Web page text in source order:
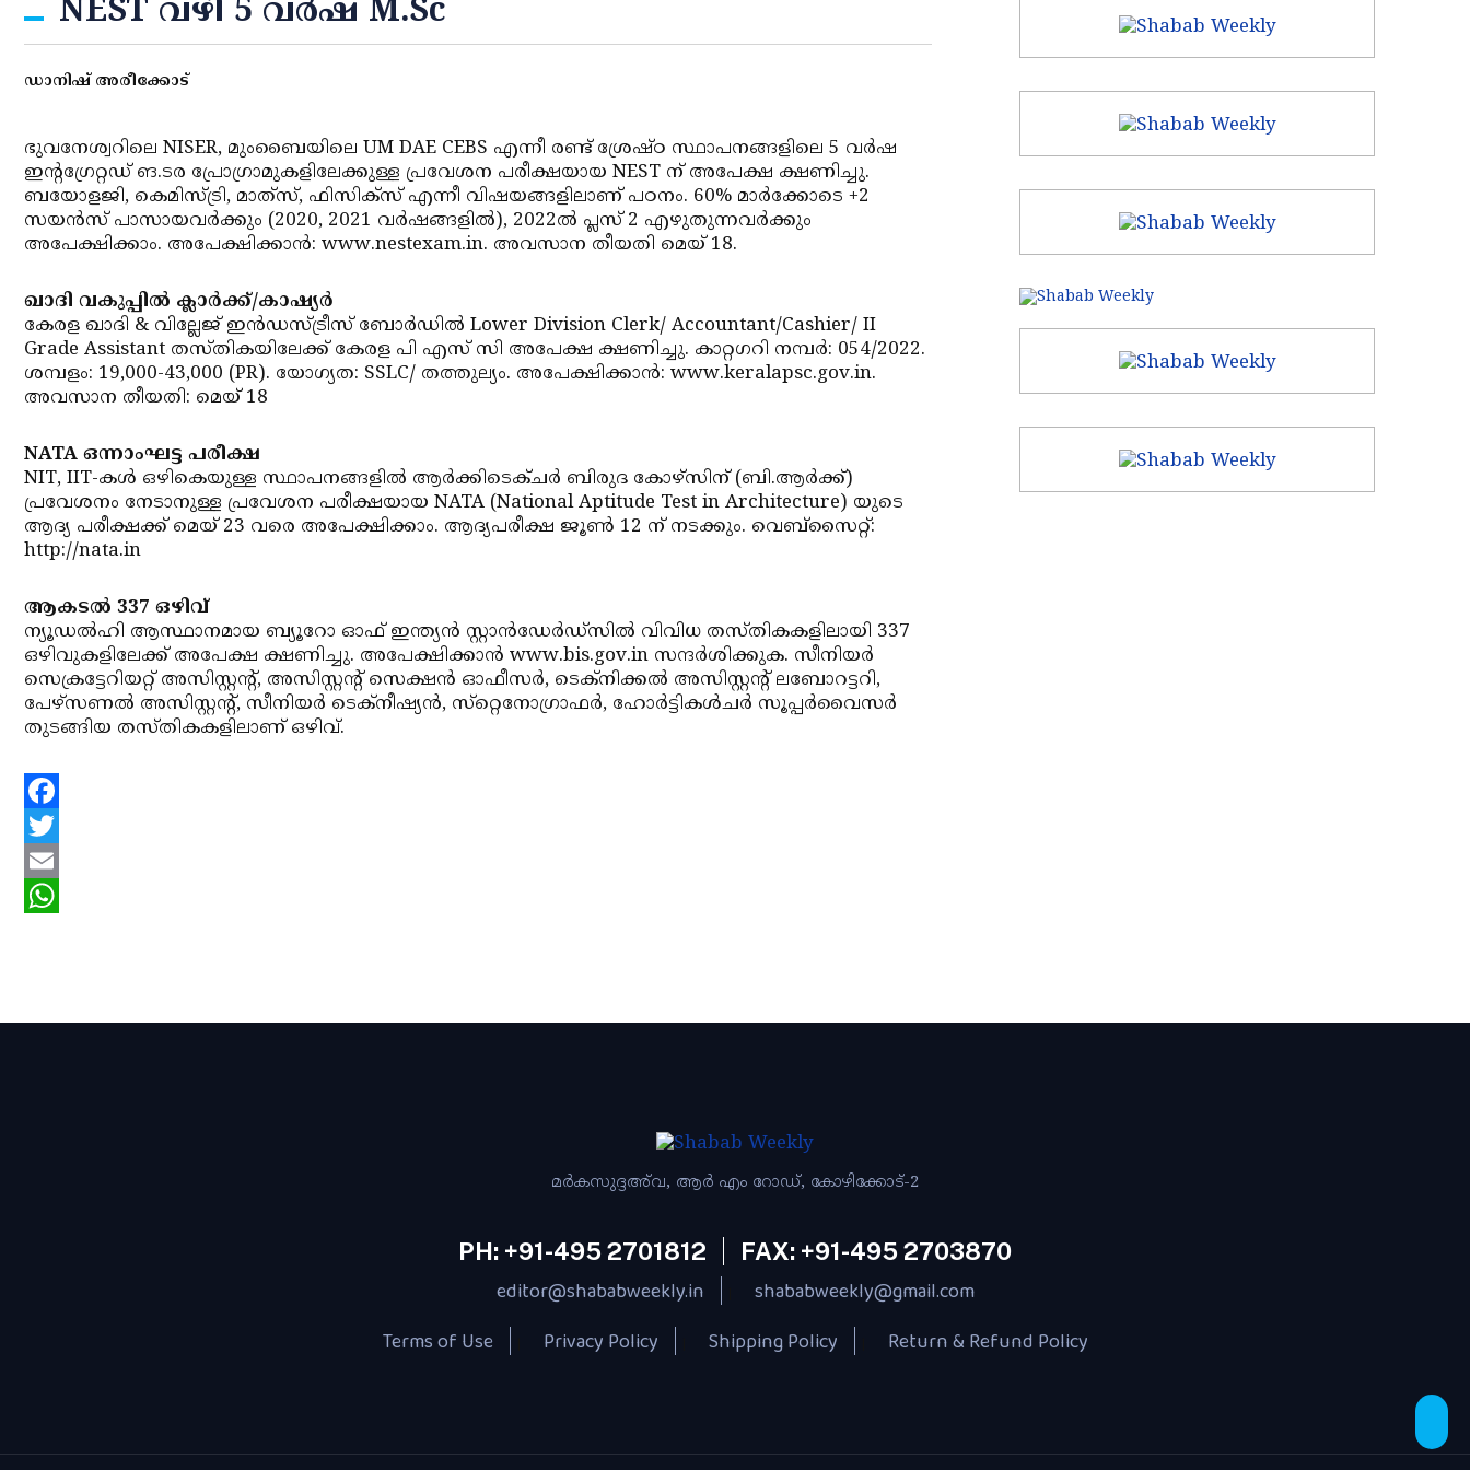
NEST വഴി 5 വര്‍ഷ M.Sc
ഡാനിഷ് അരീക്കോട്‌
ഭുവനേശ്വറിലെ NISER, മുംബൈയിലെ UM DAE CEBS എന്നീ രണ്ട് ശ്രേഷ്ഠ സ്ഥാപനങ്ങളിലെ 5 വര്‍ഷ
ഇന്റഗ്രേറ്റഡ് ങ.ടര പ്രോഗ്രാമുകളിലേക്കുള്ള പ്രവേശന പരീക്ഷയായ NEST ന് അപേക്ഷ ക്ഷണിച്ചു.
ബയോളജി, കെമിസ്ട്രി, മാത്‌സ്, ഫിസിക്‌സ് എന്നീ വിഷയങ്ങളിലാണ് പഠനം. 60% മാര്‍ക്കോടെ +2
സയന്‍സ് പാസായവര്‍ക്കും (2020, 2021 വര്‍ഷങ്ങളില്‍), 2022ല്‍ പ്ലസ് 2 എഴുതുന്നവര്‍ക്കും
അപേക്ഷിക്കാം. അപേക്ഷിക്കാന്‍: www.nestexam.in. അവസാന തീയതി മെയ് 18.
ഖാദി വകുപ്പില്‍ ക്ലാര്‍ക്ക്/കാഷ്യര്‍
കേരള ഖാദി & വില്ലേജ് ഇന്‍ഡസ്ട്രീസ് ബോര്‍ഡില്‍ Lower Division Clerk/ Accountant/Cashier/ II
Grade Assistant തസ്തികയിലേക്ക് കേരള പി എസ് സി അപേക്ഷ ക്ഷണിച്ചു. കാറ്റഗറി നമ്പര്‍: 054/2022.
ശമ്പളം: 19,000-43,000 (PR). യോഗ്യത: SSLC/ തത്തുല്യം. അപേക്ഷിക്കാന്‍: www.keralapsc.gov.in.
അവസാന തീയതി: മെയ് 18
NATA ഒന്നാംഘട്ട പരീക്ഷ
NIT, IIT-കള്‍ ഒഴികെയുള്ള സ്ഥാപനങ്ങളില്‍ ആര്‍ക്കിടെക്ചര്‍ ബിരുദ കോഴ്‌സിന് (ബി.ആര്‍ക്ക്)
പ്രവേശനം നേടാനുള്ള പ്രവേശന പരീക്ഷയായ NATA (National Aptitude Test in Architecture) യുടെ
ആദ്യ പരീക്ഷക്ക് മെയ് 23 വരെ അപേക്ഷിക്കാം. ആദ്യപരീക്ഷ ജൂണ്‍ 12 ന് നടക്കും. വെബ്‌സൈറ്റ്:
http://nata.in
ആകടല്‍ 337 ഒഴിവ്
ന്യൂഡല്‍ഹി ആസ്ഥാനമായ ബ്യൂറോ ഓഫ് ഇന്ത്യന്‍ സ്റ്റാന്‍ഡേര്‍ഡ്‌സില്‍ വിവിധ തസ്തികകളിലായി 337
ഒഴിവുകളിലേക്ക് അപേക്ഷ ക്ഷണിച്ചു. അപേക്ഷിക്കാന്‍ www.bis.gov.in സന്ദര്‍ശിക്കുക. സീനിയര്‍
സെക്രട്ടേറിയറ്റ് അസിസ്റ്റന്റ്, അസിസ്റ്റന്റ് സെക്ഷന്‍ ഓഫീസര്‍, ടെക്‌നിക്കല്‍ അസിസ്റ്റന്റ് ലബോറട്ടറി,
പേഴ്‌സണല്‍ അസിസ്റ്റന്റ്, സീനിയര്‍ ടെക്‌നീഷ്യന്‍, സ്‌റ്റെനോഗ്രാഫര്‍, ഹോര്‍ട്ടികള്‍ചര്‍ സൂപ്പര്‍വൈസര്‍
തുടങ്ങിയ തസ്തികകളിലാണ് ഒഴിവ്.
Facebook
Twitter
Email
മര്‍കസുദ്ദഅ്‌വ, ആര്‍ എം റോഡ്‌, കോഴിക്കോട്‌-2
PH: +91-495 2701812
FAX: +91-495 2703870
editor@shababweekly.in
shababweekly@gmail.com
Terms of Use
Privacy Policy Shipping Policy Return & Refund Policy